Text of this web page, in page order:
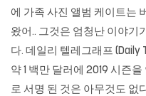
에 가족 사진 앨범 케이트는
왔어.. 그것은 엄청난 이야기
다. 데일리 텔레그래프 (Daily
약 1 백만 달러에 2019 시즌
로 서명 된 것은 아무것도 없